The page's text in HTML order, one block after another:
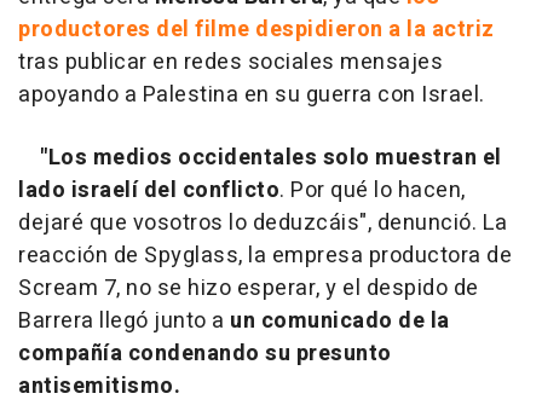
productores del filme despidieron a la actriz
tras publicar en redes sociales mensajes
apoyando a Palestina en su guerra con Israel.
"Los medios occidentales solo muestran el
lado israelí del conflicto. Por qué lo hacen,
dejaré que vosotros lo deduzcáis", denunció. La
reacción de Spyglass, la empresa productora de
Scream 7, no se hizo esperar, y el despido de
Barrera llegó junto a un comunicado de la
compañía condenando su presunto
antisemitismo.